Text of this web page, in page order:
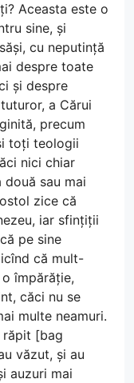
Aceasta este o
sine, și
cu neputință
despre toate
și despre
a Cărui
precum
toți teologii
nici chiar
două sau mai
zice că
iar sfințiții
pe sine
că mult-
împărăție,
căci nu se
multe neamuri.
răpit [bag
văzut, și au
auzuri mai